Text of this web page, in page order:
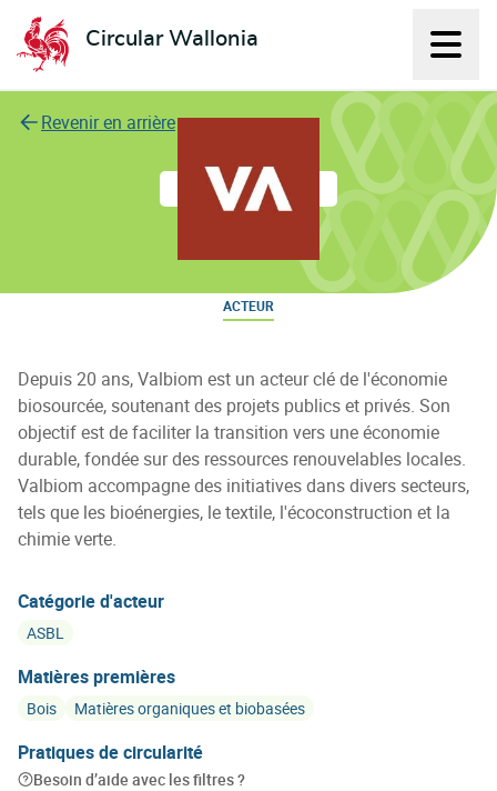
Circular Wallonia
L'économie circulaire
Revenir en arrière
Valbiom
ACTEUR
Depuis 20 ans, Valbiom est un acteur clé de l'économie
biosourcée, soutenant des projets publics et privés. Son
objectif est de faciliter la transition vers une économie
durable, fondée sur des ressources renouvelables locales.
Valbiom accompagne des initiatives dans divers secteurs,
tels que les bioénergies, le textile, l'écoconstruction et la
chimie verte.
Catégorie d'acteur
ASBL
Matières premières
Bois Matières organiques et biobasées
Pratiques de circularité
Besoin d’aide avec les filtres ?